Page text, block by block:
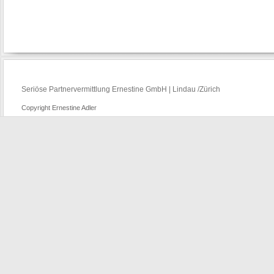
Seriöse Partnervermittlung Ernestine GmbH | Lindau /Zürich
Copyright Ernestine Adler